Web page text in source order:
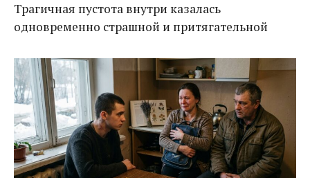
Трагичная пустота внутри казалась
одновременно страшной и притягательной